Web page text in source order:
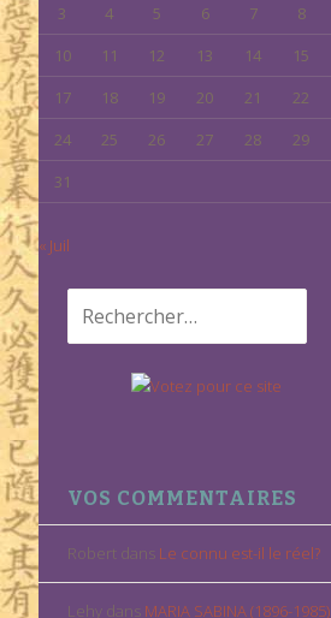
3
4 5 6 7 8
10
11 12 13 14 15
17
18 19 20 21 22
24
25 26 27 28 29
31
« Juil
Rechercher :
VOS COMMENTAIRES
Robert dans Le connu est-il le réel?
Lehy dans MARIA SABINA (1896-1985)